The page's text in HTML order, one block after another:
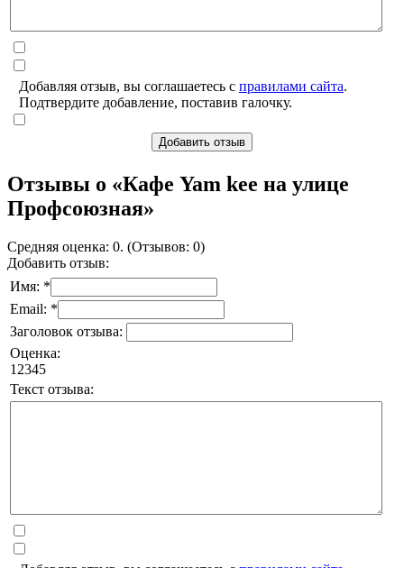
Добавляя отзыв, вы соглашаетесь с правилами сайта.
Подтвердите добавление, поставив галочку.
Добавить отзыв
Отзывы о «Кафе Yam kee на улице
Профсоюзная»
Средняя оценка: 0. (Отзывов: 0)
Добавить отзыв:
Имя: *
Email: *
Заголовок отзыва:
Оценка:
1 2345
Текст отзыва: